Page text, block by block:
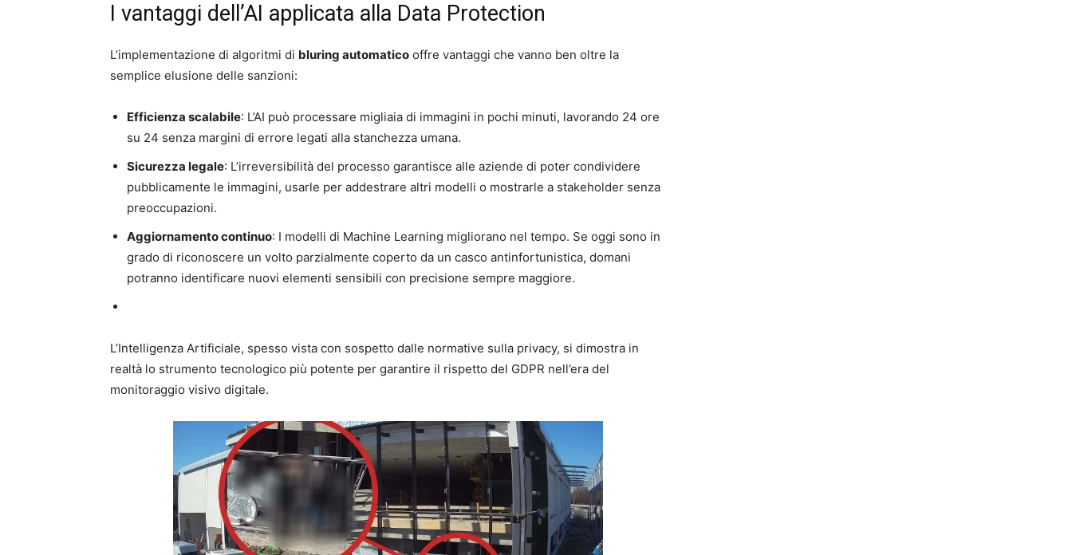
I vantaggi dell’AI applicata alla Data Protection
L’implementazione di algoritmi di bluring automatico offre vantaggi che vanno ben oltre la
semplice elusione delle sanzioni:
Efficienza scalabile: L’AI può processare migliaia di immagini in pochi minuti, lavorando 24 ore
su 24 senza margini di errore legati alla stanchezza umana.
Sicurezza legale: L’irreversibilità del processo garantisce alle aziende di poter condividere
pubblicamente le immagini, usarle per addestrare altri modelli o mostrarle a stakeholder senza
preoccupazioni.
Aggiornamento continuo: I modelli di Machine Learning migliorano nel tempo. Se oggi sono in
grado di riconoscere un volto parzialmente coperto da un casco antinfortunistica, domani
potranno identificare nuovi elementi sensibili con precisione sempre maggiore.
L’Intelligenza Artificiale, spesso vista con sospetto dalle normative sulla privacy, si dimostra in
realtà lo strumento tecnologico più potente per garantire il rispetto del GDPR nell’era del
monitoraggio visivo digitale.